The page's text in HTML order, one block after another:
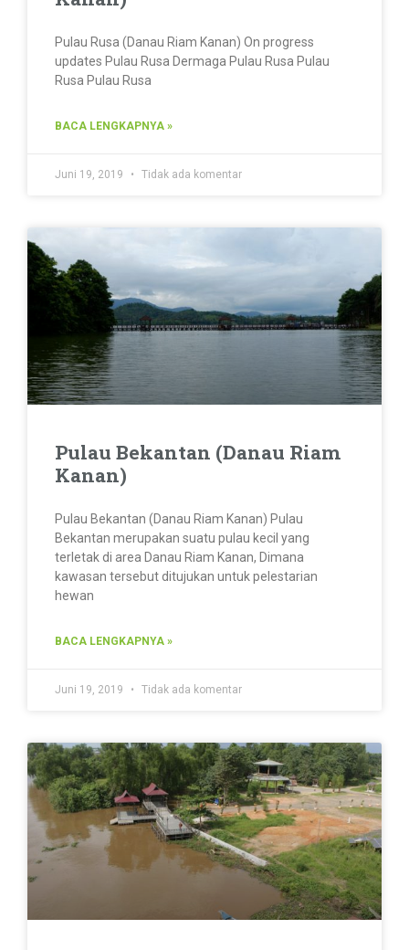
Pulau Rusa (Danau Riam Kanan) On progress
updates Pulau Rusa Dermaga Pulau Rusa Pulau
Rusa Pulau Rusa
BACA LENGKAPNYA »
Juni 19, 2019 Tidak ada komentar
Pulau Bekantan (Danau Riam
Kanan)
Pulau Bekantan (Danau Riam Kanan) Pulau
Bekantan merupakan suatu pulau kecil yang
terletak di area Danau Riam Kanan, Dimana
kawasan tersebut ditujukan untuk pelestarian
hewan
BACA LENGKAPNYA »
Juni 19, 2019 Tidak ada komentar